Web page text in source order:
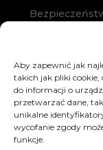
Aby zapewnić jak
takich jak pliki
do informacji o
przetwarzać dane,
unikalne
wycofanie zgody
funkcje.
Polityka
Zakup na raty
Kontakt